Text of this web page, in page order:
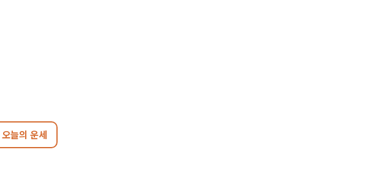
오늘의 운세